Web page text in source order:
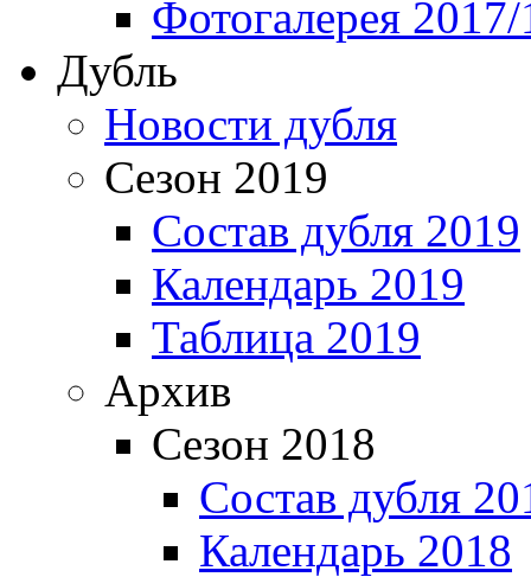
Фотогалерея
Дубль
Новости дубля
Сезон 2019
Состав дубля 2019
Календарь 2019
Таблица 2019
Архив
Сезон 2018
Состав дубля
Календарь 2018